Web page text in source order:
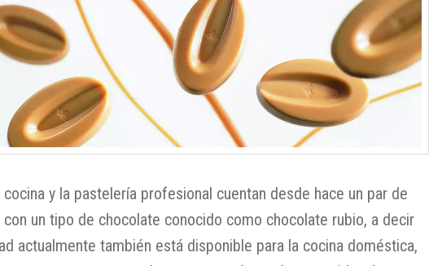
cocina y la pastelería profesional cuentan desde hace un par de
con un tipo de chocolate conocido como chocolate rubio, a decir
actualmente también está disponible para la cocina doméstica,